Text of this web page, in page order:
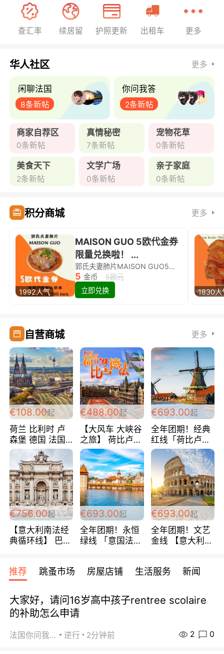
查汇率 续居留 护照更新 出租车 更多
华人社区 更多
闲聊法国
8条新帖
你问我答
2条新帖
商家自荐区
0条新帖
真情秘密
7条新帖
宠物花草
0条新帖
美食天下
2条新帖
文学广场
0条新帖
亲子家庭
0条新帖
积分商城 更多
1992人气
MAISON GUO 5欧代金券
限量兑换啦！ ...
郭氏夫妻肺片MAISON GUO5欧代金券限量兑换啦！
5 金币
5欧元
立即兑换
1830人
自营商城 更多
€108.00起
荷兰 比利时 卢
森堡 德国 法国
超爽玩遍西欧 循
环线 全程四星宾
馆 108欧/人/天
€488.00起
【大风车 大峡谷
之旅】 荷比卢德
法 巴黎上下 经
典五国四日游
488欧/人
€693.00起
全年团期！经典
红线「荷比卢德
法」七天循环 五
国 仅售99欧/人/
天！巴黎上下！
包拼房~
€756.00起
【意大利南法经
典循环线】 巴黎
宾馆 108欧/天起
全程756欧/位
€693.00起
全年团期！永恒
绿线 「意国法
欧/天起 ~包拼房
€693.00起
全年团期！文艺
金线 【意大利一
每周铁发！
推荐 跳蚤市场 房屋店铺 生活服务 新闻
大家好，请问16岁高中孩子rentree scolaire
的补助怎么申请
法国你问我答 逆行 2分钟前 2 0